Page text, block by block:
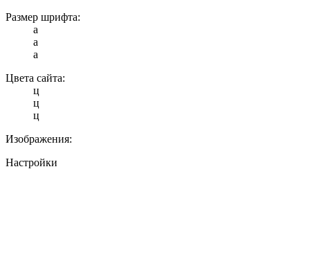
Размер шрифта:
a
a
a
Цвета сайта:
ц
ц
ц
Изображения:
Настройки